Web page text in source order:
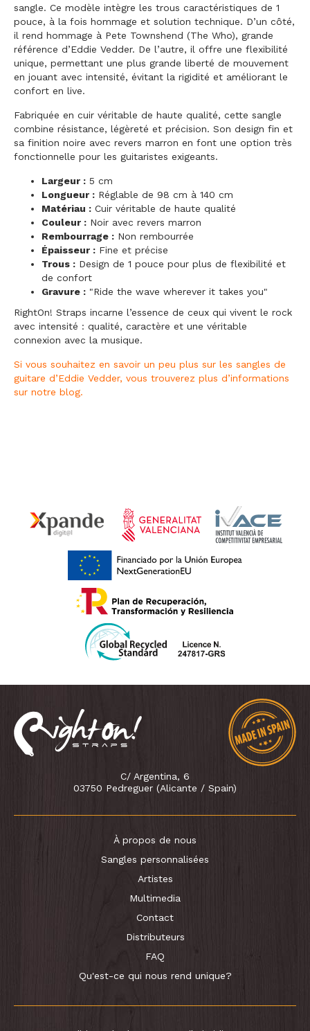
sangle. Ce modèle intègre les trous caractéristiques de 1
pouce, à la fois hommage et solution technique. D’un côté,
il rend hommage à Pete Townshend (The Who), grande
référence d’Eddie Vedder. De l’autre, il offre une flexibilité
unique, permettant une plus grande liberté de mouvement
en jouant avec intensité, évitant la rigidité et améliorant le
confort en live.
Fabriquée en cuir véritable de haute qualité, cette sangle
combine résistance, légèreté et précision. Son design fin et
sa finition noire avec revers marron en font une option très
fonctionnelle pour les guitaristes exigeants.
Largeur : 5 cm
Longueur : Réglable de 98 cm à 140 cm
Matériau : Cuir véritable de haute qualité
Couleur : Noir avec revers marron
Rembourrage : Non rembourrée
Épaisseur : Fine et précise
Trous : Design de 1 pouce pour plus de flexibilité et
de confort
Gravure : "Ride the wave wherever it takes you"
RightOn! Straps incarne l’essence de ceux qui vivent le rock
avec intensité : qualité, caractère et une véritable
connexion avec la musique.
Si vous souhaitez en savoir un peu plus sur les sangles de
guitare d’Eddie Vedder, vous trouverez plus d’informations
sur notre blog.
C/ Argentina, 6
03750 Pedreguer (Alicante / Spain)
À propos de nous
Sangles personnalisées
Artistes
Multimedia
Contact
Distributeurs
FAQ
Qu'est-ce qui nous rend unique?